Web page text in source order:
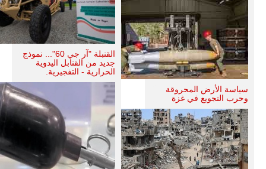
سياسة الأرض المحروقة
وحرب التجويع في غزة
القنبلة "آر جي 60"... نموذج
جديد من القنابل اليدوية
الحرارية - التفجيرية.